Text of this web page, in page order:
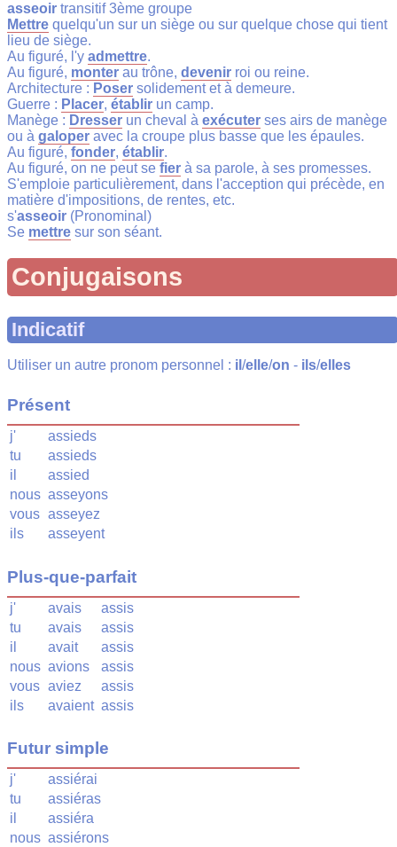
asseoir transitif 3ème groupe
Mettre quelqu'un sur un siège ou sur quelque chose qui tient
lieu de siège.
Au figuré, l'y admettre.
Au figuré, monter au trône, devenir roi ou reine.
Architecture : Poser solidement et à demeure.
Guerre : Placer, établir un camp.
Manège : Dresser un cheval à exécuter ses airs de manège
ou à galoper avec la croupe plus basse que les épaules.
Au figuré, fonder, établir.
Au figuré, on ne peut se fier à sa parole, à ses promesses.
S'emploie particulièrement, dans l'acception qui précède, en
matière d'impositions, de rentes, etc.
s'asseoir (Pronominal)
Se mettre sur son séant.
Conjugaisons
Indicatif
Utiliser un autre pronom personnel : il /elle/on - ils/elles
Présent
j'
assieds
tu
assieds
il
assied
nous asseyons
vous asseyez
ils
asseyent
Plus-que-parfait
j' avais
assis
tu
avais
assis
il
avait
assis
nous avions
assis
vous aviez
assis
ils
avaient assis
Futur simple
j'
assiérai
tu
assiéras
il
assiéra
nous assiérons